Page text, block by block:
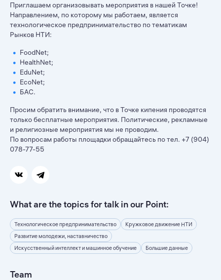
Приглашаем организовывать мероприятия в нашей Точке!
Направлением, по которому мы работаем, является
технологическое предпринимательство по тематикам
Рынков НТИ:
FoodNet;
HealthNet;
EduNet;
EcoNet;
БАС.
Просим обратить внимание, что в Точке кипения проводятся
только бесплатные мероприятия. Политические, рекламные
и религиозные мероприятия мы не проводим.
По вопросам работы площадки обращайтесь по тел. +7 (904)
078-77-55
What are the topics for talk in our Point:
Технологическое предпринимательство
Кружковое движение НТИ
Развитие молодежи, наставничество
Искусственный интеллект и машинное обучение
Большие данные
Team